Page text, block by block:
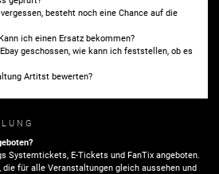
besteht noch eine Chance auf die
ich einen Ersatz bekommen?
geschossen, wie kann ich feststellen, ob es
Artitst bewerten?
Systemtickets, E-Tickets und FanTix angeboten.
für alle Veranstaltungen gleich aussehen und